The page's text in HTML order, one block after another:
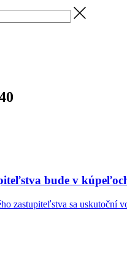
bude v
zastupiteľstva sa uskutoční